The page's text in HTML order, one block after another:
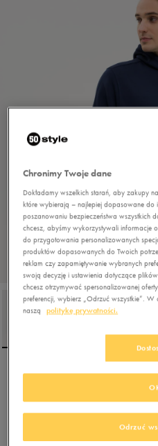
NIKE BLUZA Z KAPTUREM
M NSW HOODIE PO AIR
PRNT PACK
Chronimy Twoje dane
Dokładamy wszelkich starań, aby zakupy
które wybierają – najlepiej dopasowane do
poszanowaniu bezpieczeństwa wszystkich
chcesz, abyśmy wykorzystywali informacje
do przygotowania personalizowanych
produktów dopasowanych do Twoich
reklam czy zapamiętywanie wybranych
swoją decyzję i ustawienia dotyczące
chcesz otrzymywać spersonalizowanej
preferencji, wybierz „Odrzuć wszystkie”.
naszą
politykę prywatności.
Odrzuć